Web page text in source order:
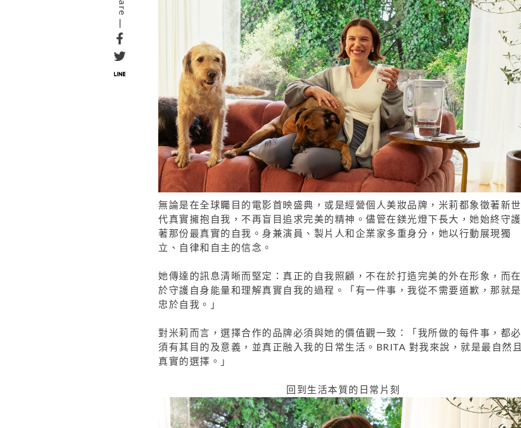
無論是在全球矚目的電影首映盛典，或是經營個人美妝品牌，米莉都象徵著新世
代真實擁抱自我，不再盲目追求完美的精神。儘管在鎂光燈下長大，她始終守護
著那份最真實的自我。身兼演員、製片人和企業家多重身分，她以行動展現獨
立、自律和自主的信念。
她傳達的訊息清晰而堅定：真正的自我照顧，不在於打造完美的外在形象，而在
於守護自身能量和理解真實自我的過程。「有一件事，我從不需要道歉，那就是
忠於自我。」
對米莉而言，選擇合作的品牌必須與她的價值觀一致：「我所做的每件事，都必
須有其目的及意義，並真正融入我的日常生活。BRITA 對我來說，就是最自然且
真實的選擇。」
回到生活本質的日常片刻